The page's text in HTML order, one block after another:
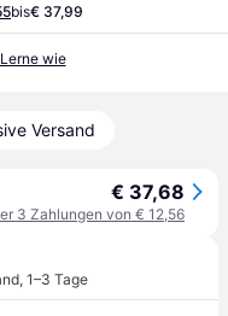
bis€ 37,99
Lerne wie
Versand
€ 37,68
3 Zahlungen von € 12,56
, 1–3 Tage